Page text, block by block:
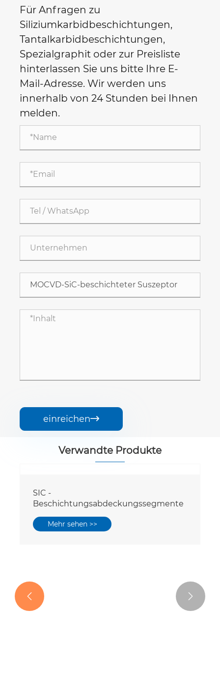
Für Anfragen zu
Siliziumkarbidbeschichtungen,
Tantalkarbidbeschichtungen,
Spezialgraphit oder zur Preisliste
hinterlassen Sie uns bitte Ihre E-
Mail-Adresse. Wir werden uns
innerhalb von 24 Stunden bei Ihnen
melden.
einreichen
Verwandte Produkte
 